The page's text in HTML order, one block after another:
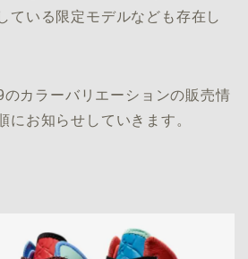
ている限定モデルなども存在し
カラーバリエーションの販売情
にお知らせしていきます。